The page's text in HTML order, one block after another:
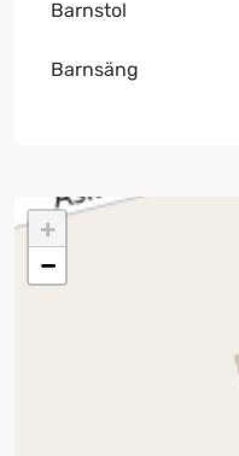
Barnstol
Barnsäng
+
−